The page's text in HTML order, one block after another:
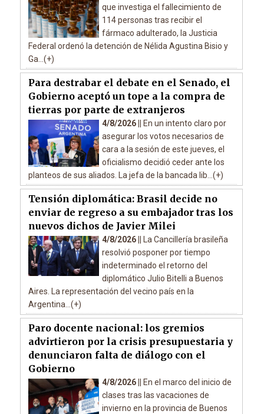
que investiga el fallecimiento de
114 personas tras recibir el
fármaco adulterado, la Justicia
Federal ordenó la detención de Nélida Agustina Bisio y
Ga...(+)
Para destrabar el debate en el Senado, el
Gobierno aceptó un tope a la compra de
tierras por parte de extranjeros
4/8/2026 ||
En un intento claro por
asegurar los votos necesarios de
cara a la sesión de este jueves, el
oficialismo decidió ceder ante los
planteos de sus aliados. La jefa de la bancada lib...(+)
Tensión diplomática: Brasil decide no
enviar de regreso a su embajador tras los
nuevos dichos de Javier Milei
4/8/2026 ||
La Cancillería brasileña
resolvió posponer por tiempo
indeterminado el retorno del
diplomático Julio Bitelli a Buenos
Aires. La representación del vecino país en la
Argentina...(+)
Paro docente nacional: los gremios
advirtieron por la crisis presupuestaria y
denunciaron falta de diálogo con el
Gobierno
4/8/2026 ||
En el marco del inicio de
clases tras las vacaciones de
invierno en la provincia de Buenos